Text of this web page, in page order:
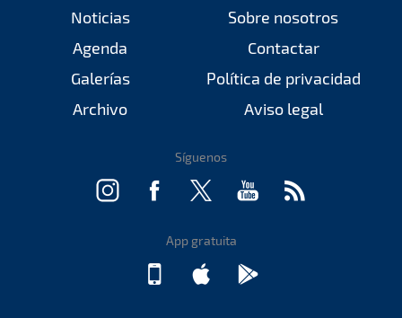
Noticias
Agenda
Galerías
Archivo
Sobre nosotros
Contactar
Política de privacidad
Aviso legal
Síguenos
App gratuita